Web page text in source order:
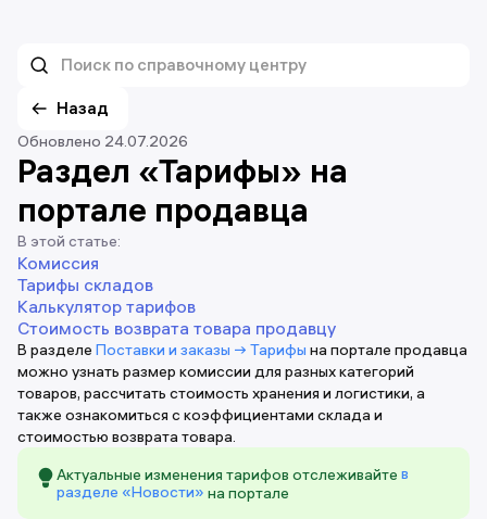
Назад
Обновлено 24.07.2026
Раздел «Тарифы» на
портале продавца
В этой статье:
Комиссия
Тарифы складов
Калькулятор тарифов
Стоимость возврата товара продавцу
В разделе Поставки и заказы → Тарифы на портале продавца
можно узнать размер комиссии для разных категорий
товаров, рассчитать стоимость хранения и логистики, а
также ознакомиться с коэффициентами склада и
стоимостью возврата товара.
Актуальные изменения тарифов отслеживайте в
разделе «Новости» на портале